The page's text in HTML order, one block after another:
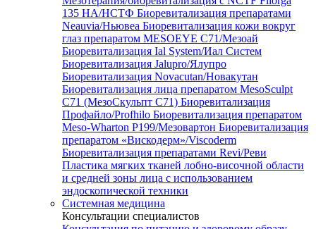
135 HA/НСТФ Биоревитализация препаратами
Neauvia/Ньювеа Биоревитализация кожи вокруг
глаз препаратом MESOEYE C71/Мезоай
Биоревитализация Ial System/Иал Систем
Биоревитализация Jalupro/Ялупро
Биоревитализация Novacutan/Новакутан
Биоревитализация лица препаратом MesoSculpt
C71 (МезоСкульпт С71) Биоревитализация
Профайло/Profhilo Биоревитализация препаратом
Meso-Wharton P199/Мезовартон Биоревитализация
препаратом «Вискодерм»/Viscoderm
Биоревитализация препаратами Revi/Реви
Пластика мягких тканей лобно-височной области
и средней зоны лица с использованием
эндоскопической техники
Системная медицина
Консультации специалистов